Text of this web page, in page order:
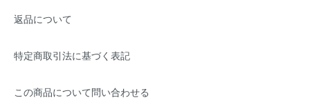
返品について
特定商取引法に基づく表記
この商品について問い合わせる